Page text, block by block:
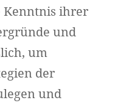
Kenntnis ihrer
und
um
der
und